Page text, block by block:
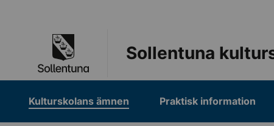
Sollentuna
Kulturskolans ämnen Praktisk information